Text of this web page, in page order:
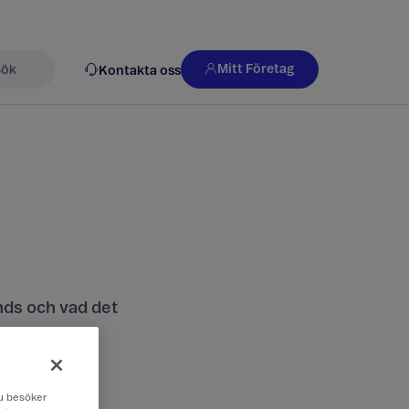
Kontakta oss Mitt Företag
och vad det
besöker